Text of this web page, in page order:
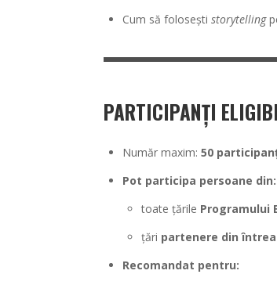
Cum să folosești storytelling
PARTICIPANȚI
Număr maxim: 50
Pot participa persoane din:
toate țările Programului
țări partenere din
Recomandat pentru: